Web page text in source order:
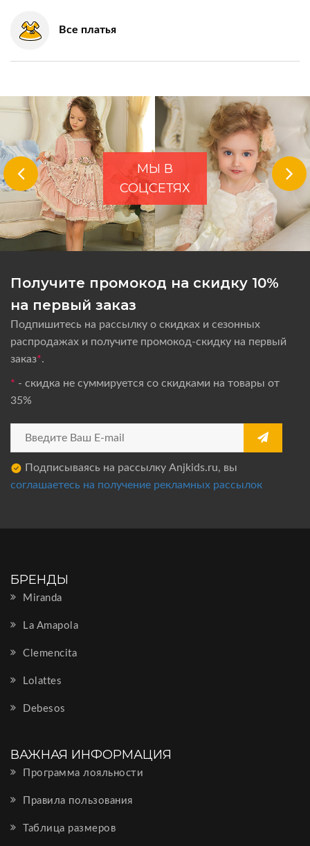
Все платья
МЫ В
СОЦСЕТЯХ
Получите промокод на скидку 10%
на первый заказ
Подпишитесь на рассылку о скидках и сезонных
распродажах и получите промокод-скидку на первый
заказ*.
* - скидка не суммируется со скидками на товары от
35%
Подписываясь на рассылку Anjkids.ru, вы
соглашаетесь на получение рекламных рассылок
БРЕНДЫ
Miranda
La Amapola
Clemencita
Lolattes
Debesos
ВАЖНАЯ ИНФОРМАЦИЯ
Программа лояльности
Правила пользования
Таблица размеров